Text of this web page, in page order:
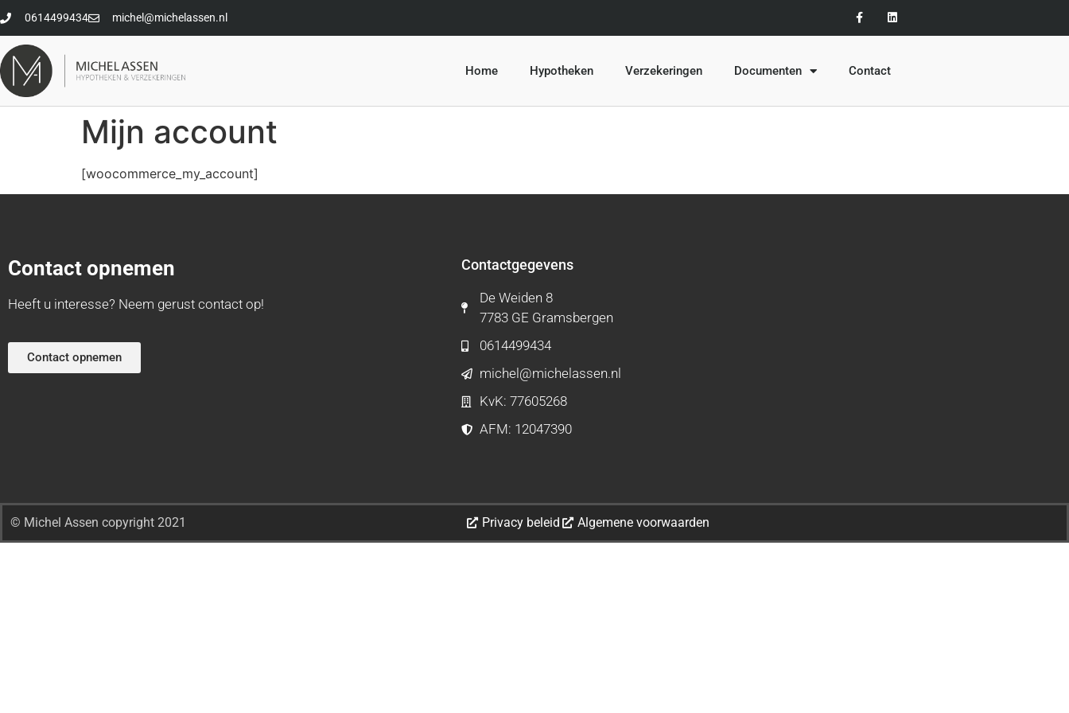
0614499434 michel@michelassen.nl
Home Hypotheken Verzekeringen Documenten Contact
Mijn account
[woocommerce_my_account]
Contact opnemen
Heeft u interesse? Neem gerust contact op!
Contact opnemen
Contactgegevens
De Weiden 8
7783 GE Gramsbergen
0614499434
michel@michelassen.nl
KvK: 77605268
AFM: 12047390
© Michel Assen copyright 2021 Privacy beleid Algemene voorwaarden